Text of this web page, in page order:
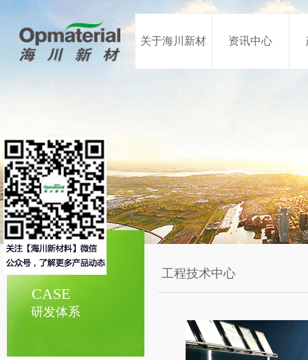
关于海川新材 资讯中心
研发体系
CASE
工程技术中心